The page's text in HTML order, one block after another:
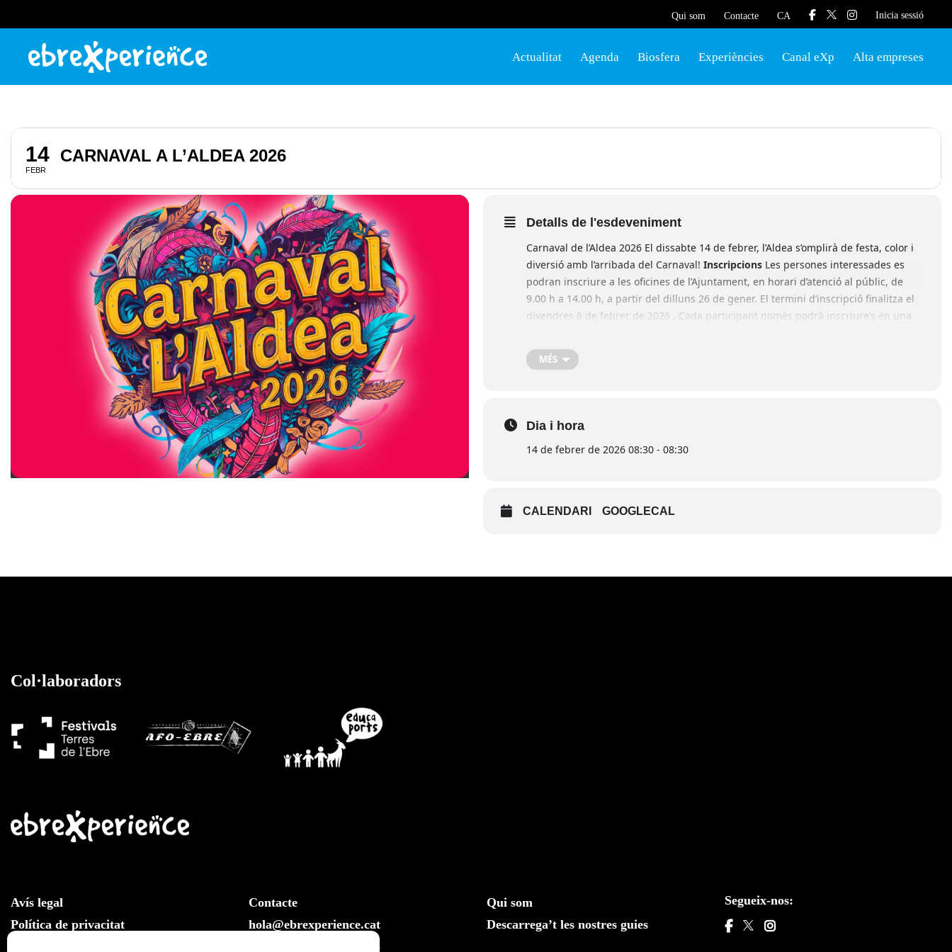
Qui som Contacte CA Inicia sessió
Actualitat Agenda Biosfera Experiències Canal eXp Alta empreses
14
FEBR
CARNAVAL A L’ALDEA 2026
Detalls de l'esdeveniment
Carnaval de l’Aldea 2026 El dissabte 14 de febrer, l’Aldea s’omplirà de festa, color i
diversió amb l’arribada del Carnaval! Inscripcions Les persones interessades es
podran inscriure a les oficines de l’Ajuntament, en horari d’atenció al públic, de
9.00 h a 14.00 h, a partir del dilluns 26 de gener. El termini d’inscripció finalitza el
divendres 6 de febrer de 2026 . Cada participant només podrà inscriure’s en una
consulta tota la informació detallada del Carnaval.
MÉS
Dia i hora
14 de febrer de 2026 08:30 - 08:30
CALENDARI GOOGLECAL
Col·laboradors
Avís legal
Política de privacitat
Contacte
hola@ebrexperience.cat
610 20 33 25
Qui som
Descarrega’t les nostres guies
Segueix-nos: